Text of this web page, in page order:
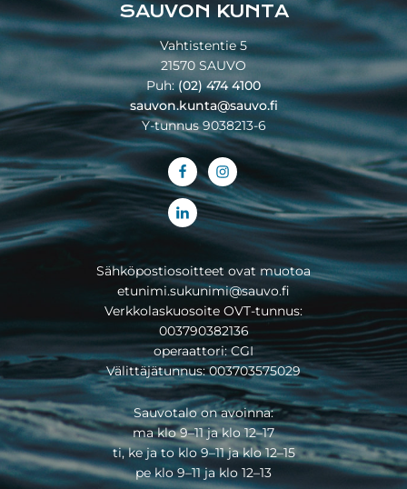
SAUVON KUNTA
Vahtistentie 5
21570 SAUVO
Puh:(02) 474 4100
sauvon.kunta@sauvo.fi
Y-tunnus 9038213-6
Sähköpostiosoitteet ovat muotoa
etunimi.sukunimi@sauvo.fi
Verkkolaskuosoite OVT-tunnus:
003790382136
operaattori: CGI
Välittäjätunnus: 003703575029
Sauvotalo on avoinna:
ma klo 9–11 ja klo 12–17
ti, ke ja to klo 9–11 ja klo 12–15
pe klo 9–11 ja klo 12–13